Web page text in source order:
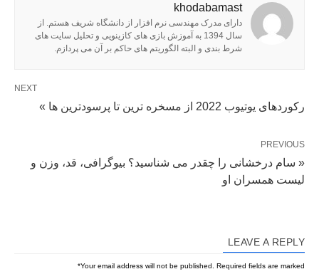
khodabamast
دارای مدرک مهندسی نرم افزار از دانشگاه شریف هستم. از
سال 1394 به آموزش بازی های کازینویی و تحلیل سایت های
شرط بندی و البته الگوریتم های حاکم بر آن می پردازم.
NEXT
رکوردهای یوتیوب 2022 از مسخره ترین تا پرسودترین ها »
PREVIOUS
« سام درخشانی را چقدر می شناسید؟ بیوگرافی، قد، وزن و
لیست همسران او
LEAVE A REPLY
Your email address will not be published. Required fields are marked
*